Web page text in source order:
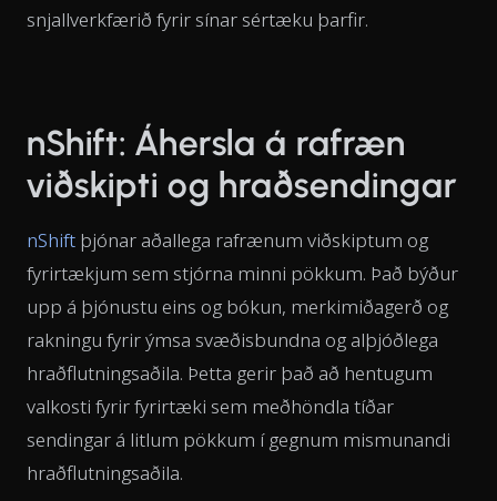
snjallverkfærið fyrir sínar sértæku þarfir.
nShift: Áhersla á rafræn
viðskipti og hraðsendingar
nShift þjónar aðallega rafrænum viðskiptum og
fyrirtækjum sem stjórna minni pökkum. Það býður
upp á þjónustu eins og bókun, merkimiðagerð og
rakningu fyrir ýmsa svæðisbundna og alþjóðlega
hraðflutningsaðila. Þetta gerir það að hentugum
valkosti fyrir fyrirtæki sem meðhöndla tíðar
sendingar á litlum pökkum í gegnum mismunandi
hraðflutningsaðila.